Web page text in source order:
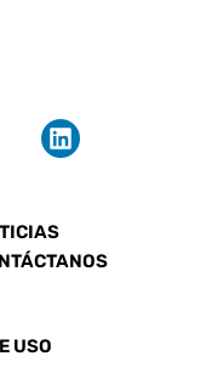
USO